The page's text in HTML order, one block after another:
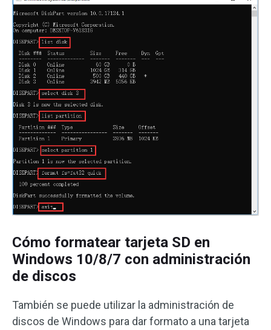
Cómo formatear tarjeta SD en
Windows 10/8/7 con administración
de discos
También se puede utilizar la administración de
discos de Windows para dar formato a una tarjeta